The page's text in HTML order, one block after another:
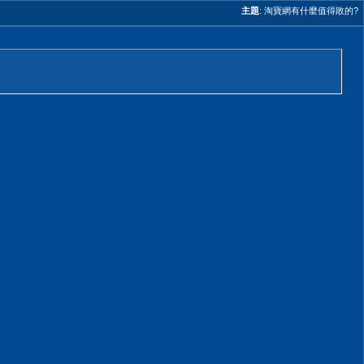
主題: 淘寶網有什麼值得敗的?